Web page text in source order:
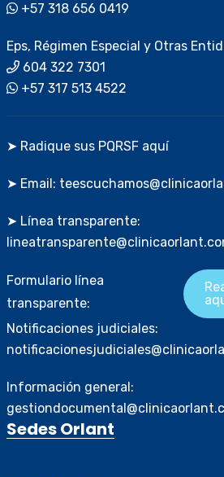
+57 318 656 0419
Eps, Régimen Especial y Otras
604 322 7301
+57 317 513 4522
➤ Radique sus PQRSF aquí
➤ Email:
➤ Línea transparente:
Formulario línea
transparente:
Notificaciones judiciales:
Información general:
Sedes Orlant